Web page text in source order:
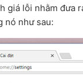
giá lỗi nhằm đưa
nó như sau: